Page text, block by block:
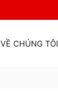
VỀ CHÚNG TÔI